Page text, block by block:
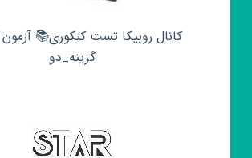
کانال روبیکا تست کنکوری📚
گزینه_دو